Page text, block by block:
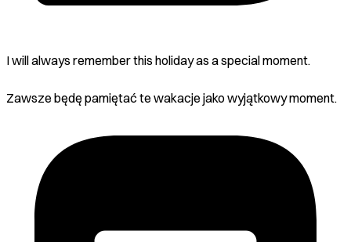
I will always remember this holiday as a special moment.
Zawsze będę pamiętać te wakacje jako wyjątkowy moment.